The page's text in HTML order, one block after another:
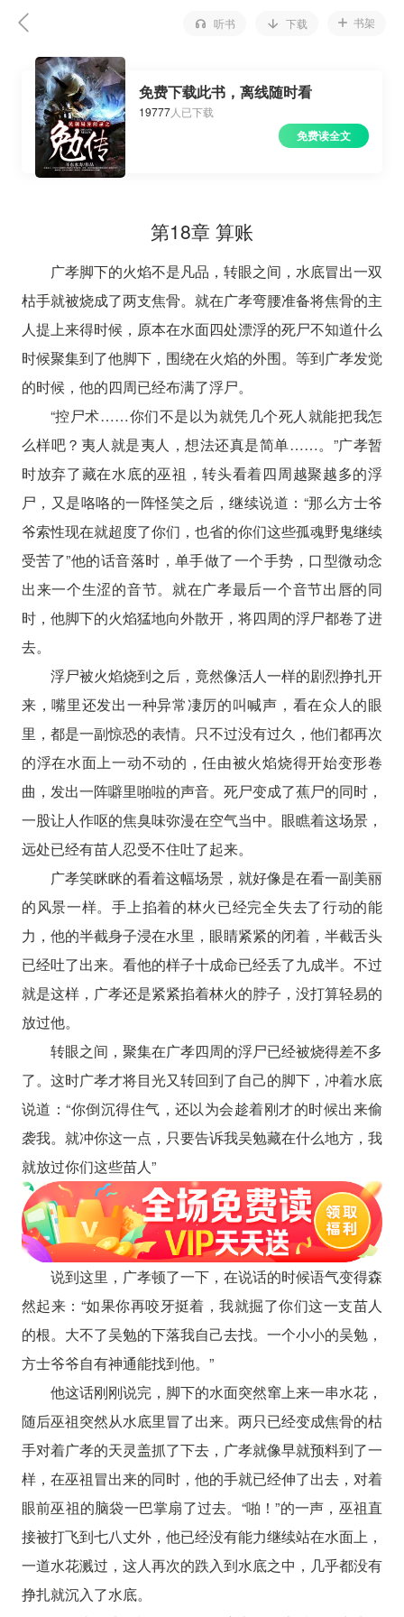
听书 下载 书架
免费下载此书，离线随时看
19777人已下载
免费读全文
第18章 算账
广孝脚下的火焰不是凡品，转眼之间，水底冒出一双
枯手就被烧成了两支焦骨。就在广孝弯腰准备将焦骨的主
人提上来得时候，原本在水面四处漂浮的死尸不知道什么
时候聚集到了他脚下，围绕在火焰的外围。等到广孝发觉
的时候，他的四周已经布满了浮尸。
“控尸术……你们不是以为就凭几个死人就能把我怎
么样吧？夷人就是夷人，想法还真是简单……。”广孝暂
时放弃了藏在水底的巫祖，转头看着四周越聚越多的浮
尸，又是咯咯的一阵怪笑之后，继续说道：“那么方士爷
爷索性现在就超度了你们，也省的你们这些孤魂野鬼继续
受苦了”他的话音落时，单手做了一个手势，口型微动念
出来一个生涩的音节。就在广孝最后一个音节出唇的同
时，他脚下的火焰猛地向外散开，将四周的浮尸都卷了进
去。
浮尸被火焰烧到之后，竟然像活人一样的剧烈挣扎开
来，嘴里还发出一种异常凄厉的叫喊声，看在众人的眼
里，都是一副惊恐的表情。只不过没有过久，他们都再次
的浮在水面上一动不动的，任由被火焰烧得开始变形卷
曲，发出一阵噼里啪啦的声音。死尸变成了蕉尸的同时，
一股让人作呕的焦臭味弥漫在空气当中。眼瞧着这场景，
远处已经有苗人忍受不住吐了起来。
广孝笑眯眯的看着这幅场景，就好像是在看一副美丽
的风景一样。手上掐着的林火已经完全失去了行动的能
力，他的半截身子浸在水里，眼睛紧紧的闭着，半截舌头
已经吐了出来。看他的样子十成命已经丢了九成半。不过
就是这样，广孝还是紧紧掐着林火的脖子，没打算轻易的
放过他。
转眼之间，聚集在广孝四周的浮尸已经被烧得差不多
了。这时广孝才将目光又转回到了自己的脚下，冲着水底
说道：“你倒沉得住气，还以为会趁着刚才的时候出来偷
袭我。就冲你这一点，只要告诉我吴勉藏在什么地方，我
就放过你们这些苗人”
说到这里，广孝顿了一下，在说话的时候语气变得森
然起来：“如果你再咬牙挺着，我就掘了你们这一支苗人
的根。大不了吴勉的下落我自己去找。一个小小的吴勉，
方士爷爷自有神通能找到他。”
他这话刚刚说完，脚下的水面突然窜上来一串水花，
随后巫祖突然从水底里冒了出来。两只已经变成焦骨的枯
手对着广孝的天灵盖抓了下去，广孝就像早就预料到了一
样，在巫祖冒出来的同时，他的手就已经伸了出去，对着
眼前巫祖的脑袋一巴掌扇了过去。“啪！”的一声，巫祖直
接被打飞到七八丈外，他已经没有能力继续站在水面上，
一道水花溅过，这人再次的跌入到水底之中，几乎都没有
挣扎就沉入了水底。